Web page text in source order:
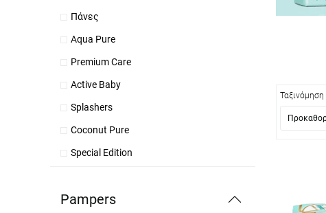
Πάνες
Aqua Pure
Premium Care
Active Baby
Splashers
Coconut Pure
Special Edition
Pampers
Ταξινόμηση